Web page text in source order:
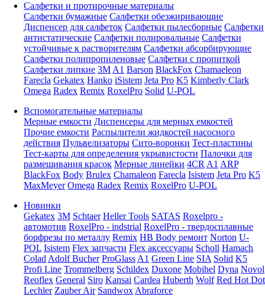
Салфетки и протирочные материалы
Салфетки бумажные Салфетки обезжиривающие
Диспенсер для салфеток Салфетки пылесборные Салфетки
антистатические Салфетки полировальные Салфетки
устойчивые к растворителям Салфетки абсорбирующие
Салфетки полипропиленовые Салфетки с пропиткой
Салфетки липкие 3M A1 Barson BlackFox Chamaeleon
Farecla Gekatex Hanko iSistem Jeta Pro K5 Kimberly Clark
Omega Radex Remix RoxelPro Solid U-POL
Вспомогательные материалы
Мерные емкости Диспенсеры для мерных емкостей
Прочие емкости Распылители жидкостей насосного
действия Пульвелизаторы Сито-воронки Тест-пластины
Тест-карты для определения укрывистости Палочки для
размешивания красок Мерные линейки 4CR A1 ARP
BlackFox Body Brulex Chamaleon Farecla Isistem Jeta Pro K5
MaxMeyer Omega Radex Remix RoxelPro U-POL
Новинки
Gekatex 3M Schtaer Heller Tools SATAS Roxelpro -
автомотив RoxelPro - indstrial RoxelPro - твердосплавные
борфрезы по металлу Remix HB Body ремонт Norton U-
POL Isistem Flex запчасти Flex аксессуары Scholl Hamach
Colad Adolf Bucher ProGlass A1 Green Line SIA Solid K5
Profi Line Trommelberg Schildex Duxone Mobihel Dyna Novol
Reoflex General Siro Kansai Cardea Huberth Wolf Red Hot Dot
Lechler Zauber Air Sandwox Abraforce